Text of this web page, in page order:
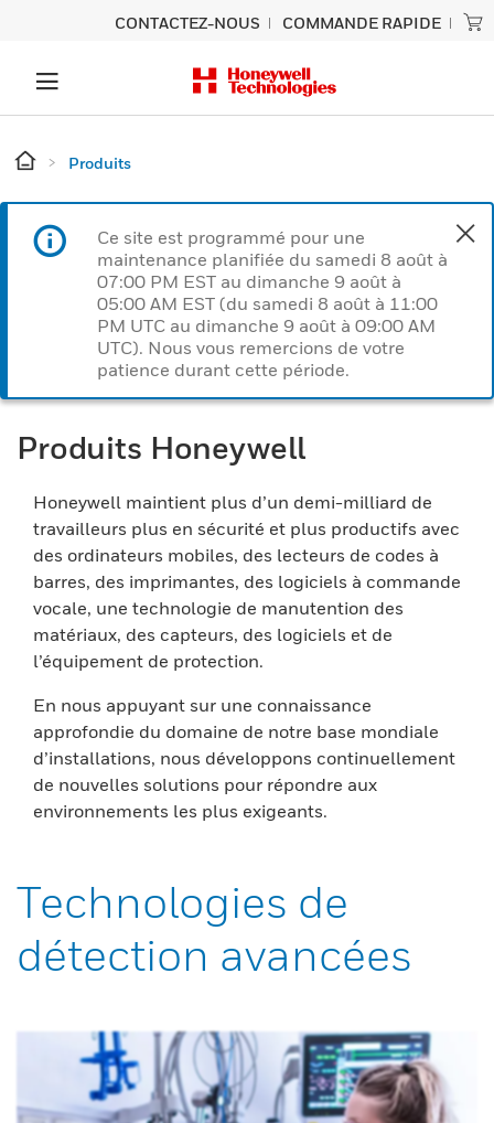
CONTACTEZ-NOUS COMMANDE RAPIDE
Produits
Ce site est programmé pour une
maintenance planifiée du samedi 8 août à
07:00 PM EST au dimanche 9 août à
05:00 AM EST (du samedi 8 août à 11:00
PM UTC au dimanche 9 août à 09:00 AM
UTC). Nous vous remercions de votre
patience durant cette période.
Produits Honeywell
Honeywell maintient plus d’un demi-milliard de
travailleurs plus en sécurité et plus productifs avec
des ordinateurs mobiles, des lecteurs de codes à
barres, des imprimantes, des logiciels à commande
vocale, une technologie de manutention des
matériaux, des capteurs, des logiciels et de
l’équipement de protection.
En nous appuyant sur une connaissance
approfondie du domaine de notre base mondiale
d’installations, nous développons continuellement
de nouvelles solutions pour répondre aux
environnements les plus exigeants.
Technologies de
détection avancées